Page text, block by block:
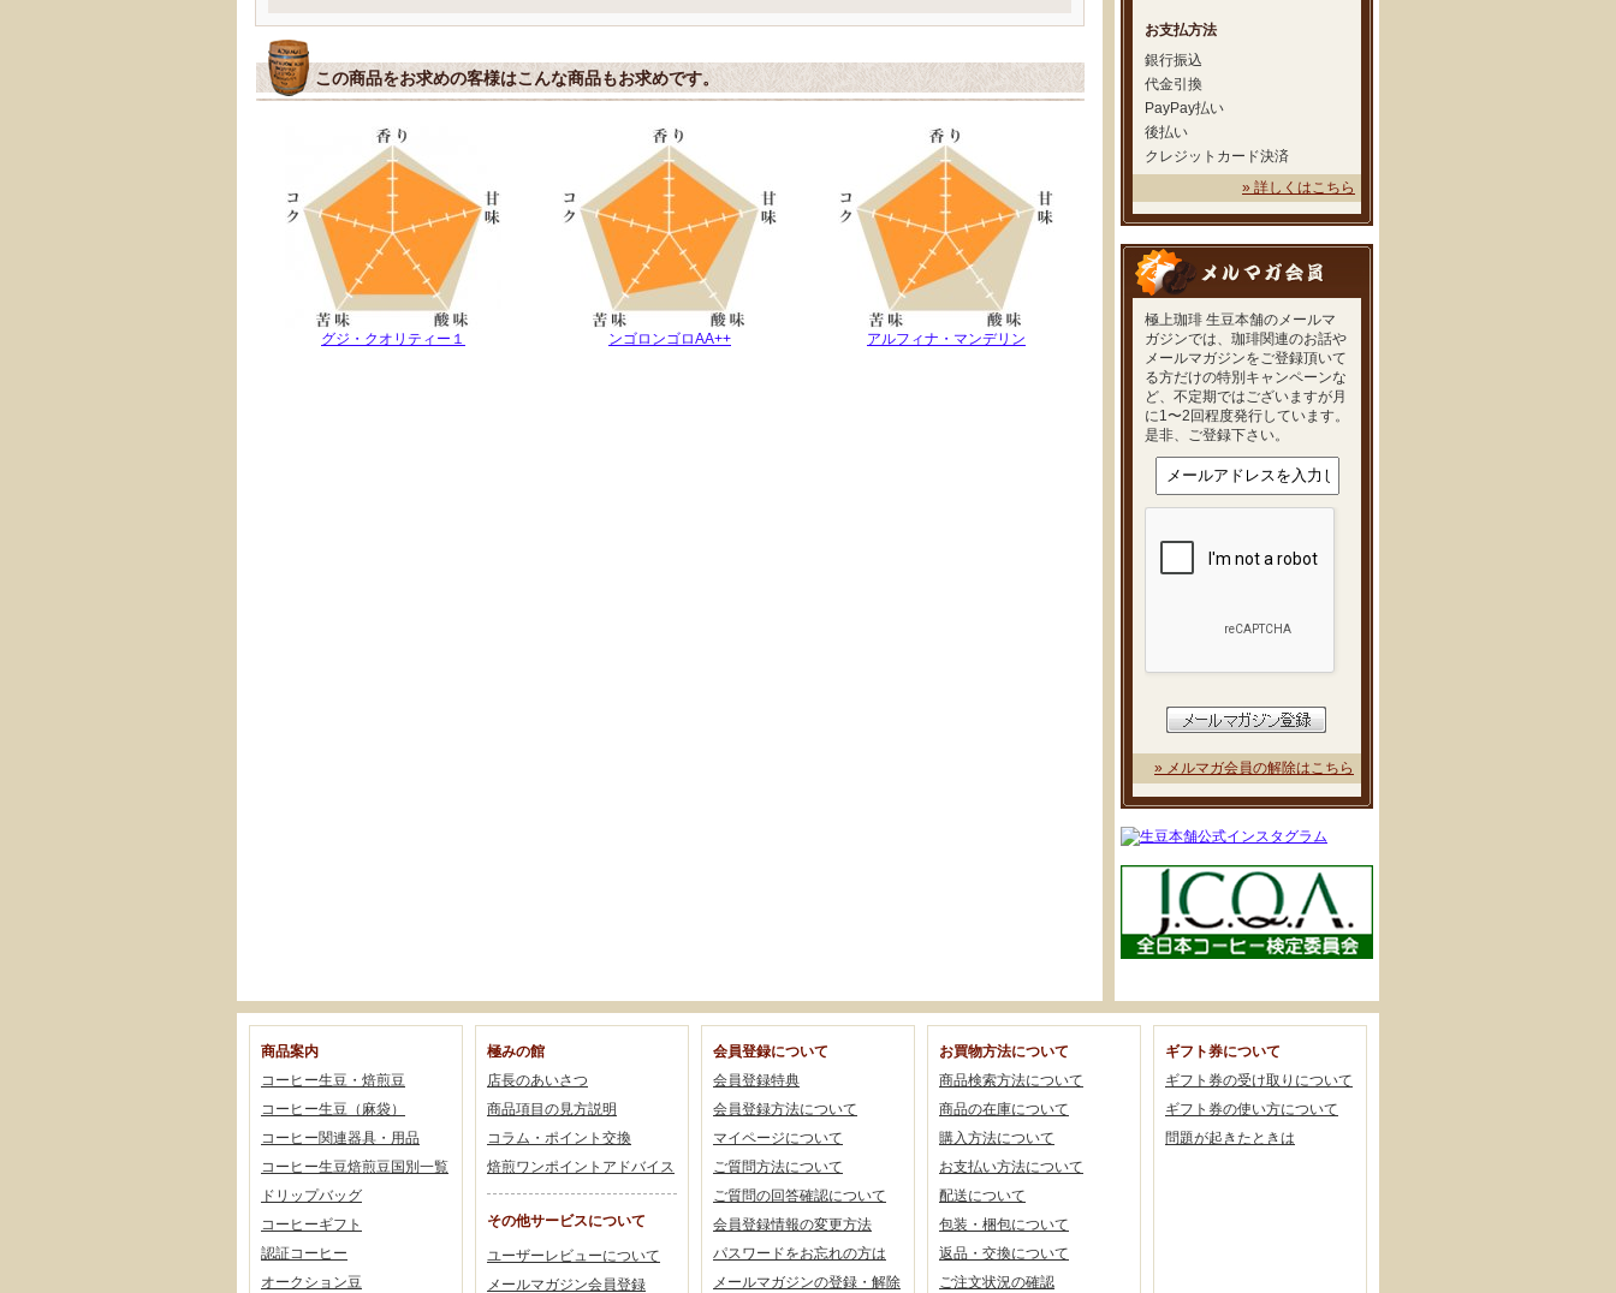
お支払方法
銀行振込
代金引換
PayPay払い
後払い
クレジットカード決済
» 詳しくはこちら
極上珈琲 生豆本舗のメールマ
ガジンでは、珈琲関連のお話や
メールマガジンをご登録頂いて
る方だけの特別キャンペーンな
ど、不定期ではございますが月
に1〜2回程度発行しています。
是非、ご登録下さい。
» メルマガ会員の解除はこちら
この商品をお求めの客様はこんな商品もお求めです。
グジ・クオリティー１ ンゴロンゴロAA++ アルフィナ・マンデリン
商品案内
コーヒー生豆・焙煎豆
コーヒー生豆（麻袋）
コーヒー関連器具・用品
コーヒー生豆焙煎豆国別一覧
ドリップバッグ
コーヒーギフト
認証コーヒー
オークション豆
極みの館
店長のあいさつ
商品項目の見方説明
コラム・ポイント交換
焙煎ワンポイントアドバイス
その他サービスについて
ユーザーレビューについて
メールマガジン会員登録
会員登録について
会員登録特典
会員登録方法について
マイページについて
ご質問方法について
ご質問の回答確認について
会員登録情報の変更方法
パスワードをお忘れの方は
メールマガジンの登録・解除
お買物方法について
商品検索方法について
商品の在庫について
購入方法について
お支払い方法について
配送について
包装・梱包について
返品・交換について
ご注文状況の確認
ギフト券について
ギフト券の受け取りについて
ギフト券の使い方について
問題が起きたときは